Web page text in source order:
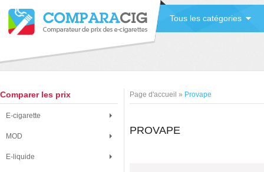
Tous les catégories
Comparer les prix
E-cigarette
MOD
E-liquide
Page d'accueil » Provape
PROVAPE